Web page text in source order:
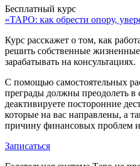
Бесплатный курс
«ТАРО: как обрести опору,
Курс расскажет о том, как
решить собственные
зарабатывать на консультациях.
С помощью самостоятельных
преграды должны преодолеть в
деактивируете посторонние
которые на вас направлены, а
причину финансовых проблем
Записаться